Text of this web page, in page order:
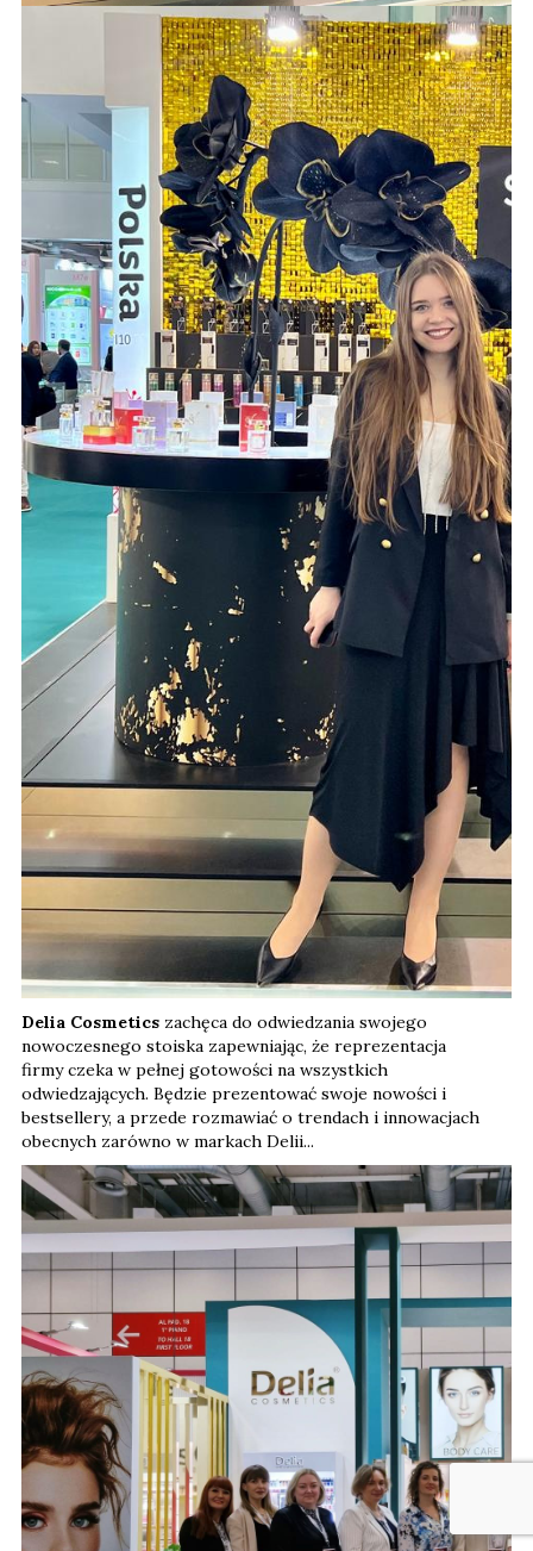
Delia Cosmetics zachęca do odwiedzania swojego
nowoczesnego stoiska zapewniając, że reprezentacja
firmy czeka w pełnej gotowości na wszystkich
odwiedzających. Będzie prezentować swoje nowości i
bestsellery, a przede rozmawiać o trendach i innowacjach
obecnych zarówno w markach Delii...